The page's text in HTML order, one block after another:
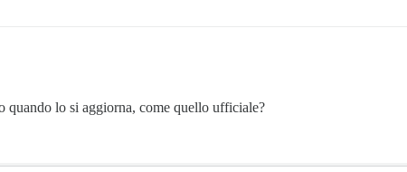
quando lo si aggiorna, come quello ufficiale?